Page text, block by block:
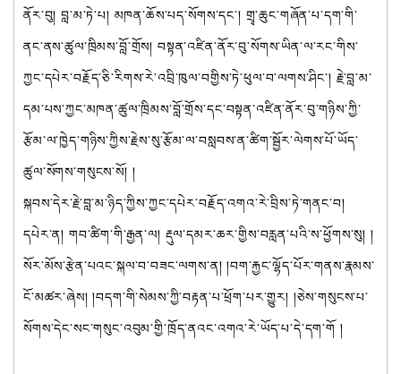
ནོར་བུ། བླ་མ་ཏེ་པ། མཁན་ཆོས་པད་སོགས་དང་། གྲྭ་ཆུང་གཞོན་པ་དག་གི་
ནང་ནས་ཚུལ་ཁྲིམས་བློ་གྲོས། བསྟན་འཛིན་ནོར་བུ་སོགས་ཡིན་ལ་རང་གིས་
ཀྱང་དཔེར་བརྗོད་ཅི་རིགས་རེ་འབྲི་ཁུལ་བགྱིས་ཏེ་ཕུལ་བ་ལགས་ཤིང་། རྗེ་བླ་མ་
དམ་པས་ཀྱང་མཁན་ཚུལ་ཁྲིམས་བློ་གྲོས་དང་བསྟན་འཛིན་ནོར་བུ་གཉིས་ཀྱི་
རྩོམ་ལ་ཁྱེད་གཉིས་ཀྱིས་རྗེས་སུ་རྩོམ་ལ་བསླབས་ན་ཚིག་སྦྱོར་ལེགས་པོ་ཡོད་
ཚུལ་སོགས་གསུངས་སོ། །
སྐབས་དེར་རྗེ་བླ་མ་ཉིད་ཀྱིས་ཀྱང་དཔེར་བརྗོད་འགའ་རེ་བྲིས་ཏེ་གནང་བ།
དཔེར་ན། གབ་ཚིག་གི་རྒྱན་ལ། རྡུལ་དམར་ཆར་གྱིས་བརླན་པའི་ས་ཕྱོགས་སུ། །
སོར་མོས་རྩེན་པའང་སྐལ་བ་བཟང་ལགས་ན། །བག་རྐྱང་ལྷོད་པོར་གནས་རྣམས་
ངོ་མཚར་ཞེས། །བདག་གི་སེམས་ཀྱི་བརྟན་པ་ཕྲོག་པར་གྱུར། །ཅེས་གསུངས་པ་
སོགས་དེང་སང་གསུང་འབུམ་གྱི་ཁྲོད་ནའང་འགའ་རེ་ཡོད་པ་དེ་དག་གོ །